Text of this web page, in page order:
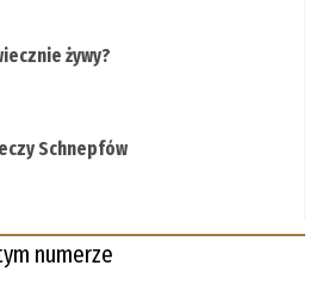
żywy?
Schnepfów
numerze